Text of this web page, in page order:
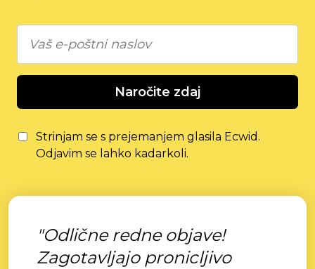
Naročite zdaj
Strinjam se s prejemanjem glasila Ecwid.
Odjavim se lahko kadarkoli.
"Odlične redne objave!
Zagotavljajo pronicljivo